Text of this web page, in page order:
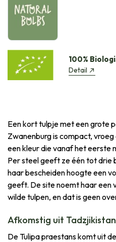
100%
Detail
Een kort tulpje met een grote
Zwanenburg is compact,
een kleur die vanaf het eerste
Per steel geeft ze één tot drie
haar bescheiden hoogte een
geeft. De site noemt haar een
wilde tulpen, en dat is geen
Afkomstig uit Tadzjikistan
De Tulipa praestans komt uit